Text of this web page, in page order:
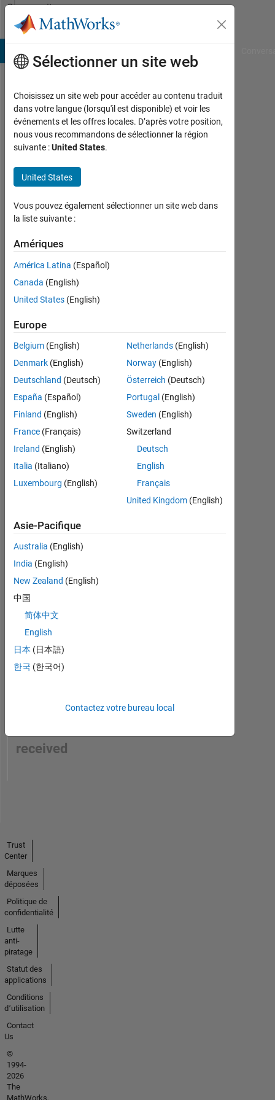
Passer au contenu
Community
Profile
Richard
McCormack
MathWorks
depuis
2022
Followers:
Following:
0
Follow
Please
login
to
endorse
this
a
received
Sélectionner un site web
Choisissez un site web pour accéder au contenu traduit
dans votre langue (lorsqu'il est disponible) et voir les
événements et les offres locales. D’après votre position,
nous vous recommandons de sélectionner la région
suivante :United States.
United States
Vous pouvez également sélectionner un site web dans
la liste suivante :
Amériques
América Latina (Español)
Canada (English)
United States (English)
Europe
Belgium (English)
Denmark (English)
Deutschland (Deutsch)
España (Español)
Finland (English)
France (Français)
Ireland (English)
Italia (Italiano)
Luxembourg (English)
Netherlands(English)
Norway(English)
Österreich (Deutsch)
Portugal (English)
Sweden (English)
Switzerland
Deutsch
English
Français
United Kingdom(English)
Asie-Pacifique
Australia (English)
India (English)
New Zealand (English)
中国
简体中文
English
日本 (日本語)
한국 (한국어)
Contactez votre bureau local
Trust
Center
Marques
déposées
Politique de
confidentialité
Lutte
anti-
piratage
Statut des
applications
Conditions
d՚utilisation
Contact
Us
©
1994-
2026
The
MathWorks,